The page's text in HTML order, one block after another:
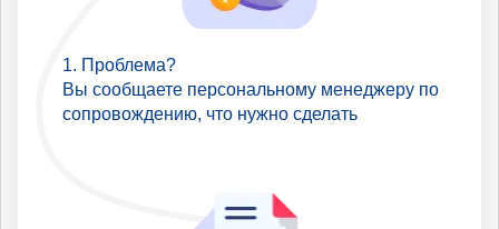
Проблема?
Вы сообщаете персональному менеджеру по
сопровождению, что нужно сделать